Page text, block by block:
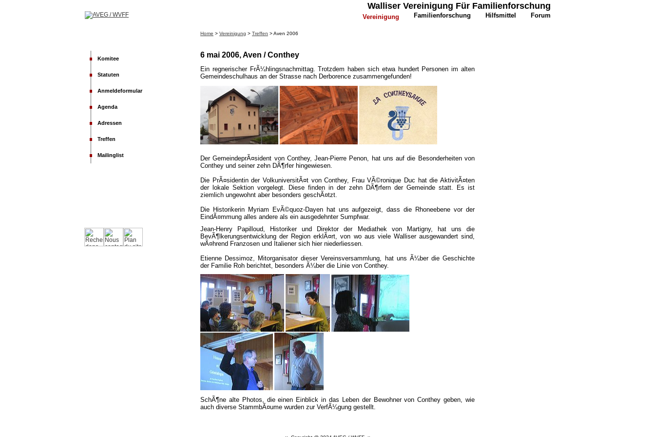
Walliser Vereinigung Für Familienforschung
Vereinigung Familienforschung Hilfsmittel Forum
Home > Vereinigung > Treffen > Aven 2006
Komitee
Statuten
Anmeldeformular
Agenda
Adressen
Treffen
Mailinglist
6 mai 2006, Aven / Conthey
Ein regnerischer FrÃ¼hlingsnachmittag. Trotzdem haben sich etwa hundert Personen im alten
Gemeindeschulhaus an der Strasse nach Derborence zusammengefunden!
Der GemeindeprÃ¤sident von Conthey, Jean-Pierre Penon, hat uns auf die Besonderheiten von
Conthey und seiner zehn DÃ¶rfer hingewiesen.
Die PrÃ¤sidentin der VolkuniversitÃ¤t von Conthey, Frau VÃ©ronique Duc hat die AktivitÃ¤ten
der lokale Sektion vorgelegt. Diese finden in der zehn DÃ¶rfern der Gemeinde statt. Es ist
ziemlich ungewohnt aber besonders geschÃ¤tzt.
Die Historikerin Myriam EvÃ©quoz-Dayen hat uns aufgezeigt, dass die Rhoneebene vor der
EindÃ¤mmung alles andere als ein ausgedehnter Sumpfwar.
Jean-Henry Papilloud, Historiker und Direktor der Mediathek von Martigny, hat uns die
BevÃ¶lkerungsentwicklung der Region erklÃ¤rt, von wo aus viele Walliser ausgewandert sind,
wÃ¤hrend Franzosen und Italiener sich hier niederliessen.
Etienne Dessimoz, Mitorganisator dieser Vereinsversammlung, hat uns Ã¼ber die Geschichte
der Familie Roh berichtet, besonders Ã¼ber die Linie von Conthey.
SchÃ¶ne alte Photos, die einen Einblick in das Leben der Bewohner von Conthey geben, wie
auch diverse StammbÃ¤ume wurden zur VerfÃ¼gung gestellt.